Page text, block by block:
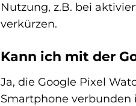
Nutzung, z.B. bei
verkürzen.
Kann ich mit der
Ja, die Google Pixel
Smartphone verbunden